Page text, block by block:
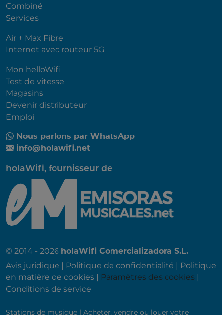
Combiné
Services
Air + Max Fibre
Internet avec routeur 5G
Mon helloWifi
Test de vitesse
Magasins
Devenir distributeur
Emploi
Nous parlons par WhatsApp
info@holawifi.net
holaWifi, fournisseur de
© 2014 - 2026 holaWifi Comercializadora S.L.
Avis juridique | Politique de confidentialité | Politique
en matière de cookies | Paramètres des cookies |
Conditions de service
Stations de musique | Acheter, vendre ou louer votre